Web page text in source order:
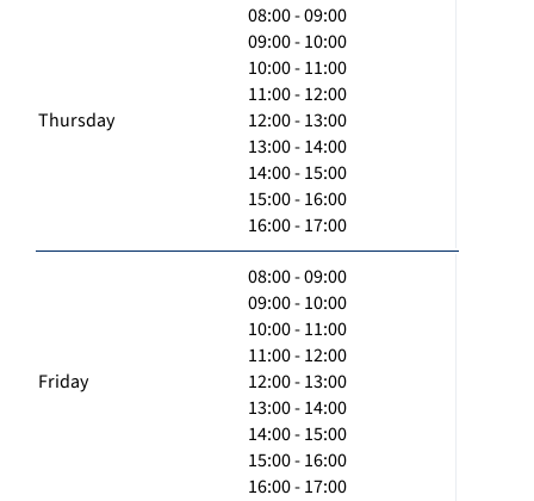
Thursday
08:00 - 09:00
09:00 - 10:00
10:00 - 11:00
11:00 - 12:00
12:00 - 13:00
13:00 - 14:00
14:00 - 15:00
15:00 - 16:00
16:00 - 17:00
Friday
08:00 - 09:00
09:00 - 10:00
10:00 - 11:00
11:00 - 12:00
12:00 - 13:00
13:00 - 14:00
14:00 - 15:00
15:00 - 16:00
16:00 - 17:00